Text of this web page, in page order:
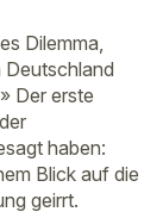
Dilemma,
Deutschland
Der erste
haben:
Blick auf die
geirrt.